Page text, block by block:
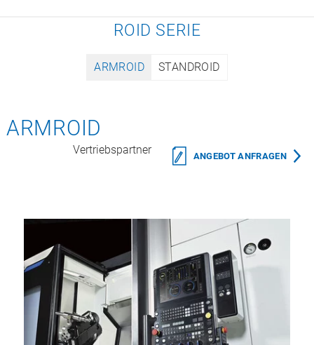
ROID SERIE
ARMROID STANDROID
ARMROID
Vertriebspartner ANGEBOT ANFRAGEN